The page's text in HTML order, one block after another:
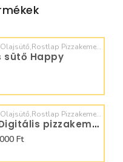
Kombisütő, tűzhely, Olajsütő,Rostlap Pizzakemence, Dagasztó,
sütő Happy
Kombisütő, tűzhely, Olajsütő,Rostlap Pizzakemence, Dagasztó,
Moretti Forni Digitális pizzakemence 4x36
Ft